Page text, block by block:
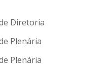
Diretoria
Plenária
Plenária